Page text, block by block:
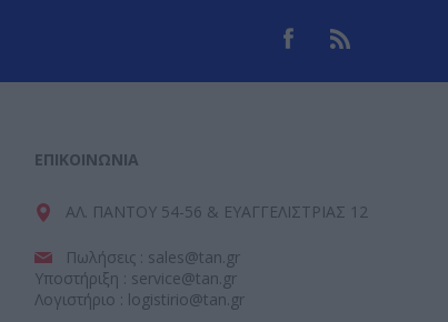
ΕΠΙΚΟΙΝΩΝΊΑ
ΑΛ. ΠΑΝΤΟΥ 54-56 & ΕΥΑΓΓΕΛΙΣΤΡΙΑΣ 12
Πωλήσεις : sales@tan.gr
Υποστήριξη : service@tan.gr
Λογιστήριο : logistirio@tan.gr